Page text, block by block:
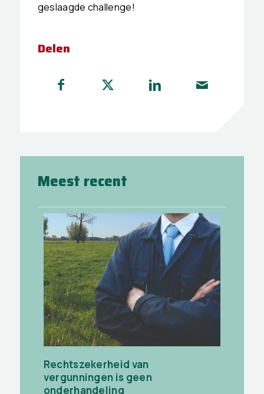
geslaagde challenge!
Delen
Meest recent
Rechtszekerheid van
vergunningen is geen
onderhandeling